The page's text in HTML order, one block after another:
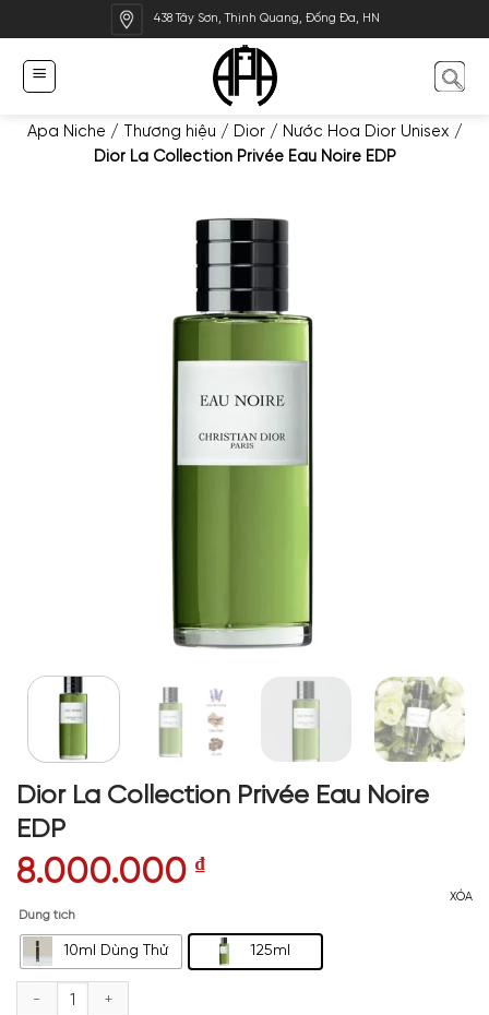
qua
dung
438 Tây Sơn, Thịnh Quang, Đống Đa, HN
Apa Niche / Thương hiệu / Dior/ Nước Hoa Dior Unisex /
Dior La Collection Privée Eau Noire EDP
Dior La Collection Privée Eau Noire
EDP
8.000.000 ₫
Dung tích
10ml Dùng Thử 125ml
XÓA
Dior La Collection Privée Eau Noire EDP số lượng